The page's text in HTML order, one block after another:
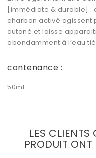
[immédiate & durable] :
charbon activé agissent
cutané et laisse
abondamment à l’eau
contenance :
50ml
LES CLIENTS
PRODUIT ONT